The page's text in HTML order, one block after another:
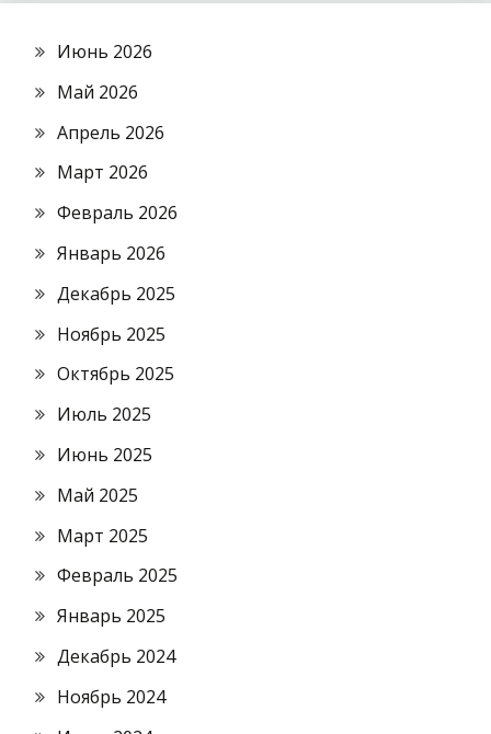
Июнь 2026
Май 2026
Апрель 2026
Март 2026
Февраль 2026
Январь 2026
Декабрь 2025
Ноябрь 2025
Октябрь 2025
Июль 2025
Июнь 2025
Май 2025
Март 2025
Февраль 2025
Январь 2025
Декабрь 2024
Ноябрь 2024